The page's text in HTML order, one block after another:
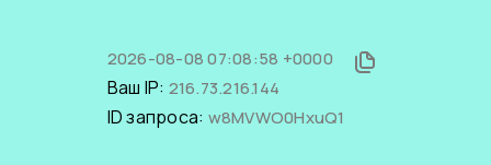
2026-08-08 07:08:58 +0000
Ваш IP: 216.73.216.144
ID запроса: w8MVWO0HxuQ1